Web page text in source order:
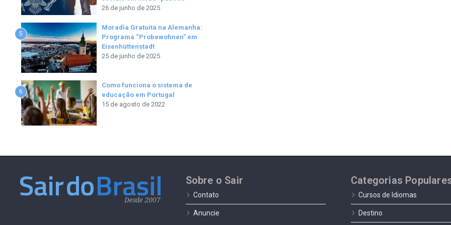
26 de junho de 2025
5
Moradia Gratuita na Alemanha:
Programa “Probewohnen” em
Eisenhüttenstadt
25 de junho de 2025
6
Como funciona o sistema de
educação em Portugal
15 de agosto de 2022
Sobre o Sair
Contato
Anuncie
Categorias
Cursos de Idiomas
Destino